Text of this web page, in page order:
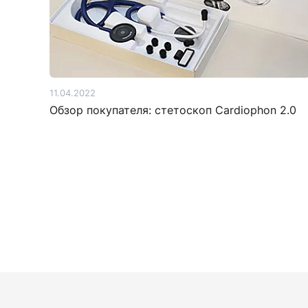
11.04.2022
Обзор покупателя: стетоскоп Сardiophon 2.0